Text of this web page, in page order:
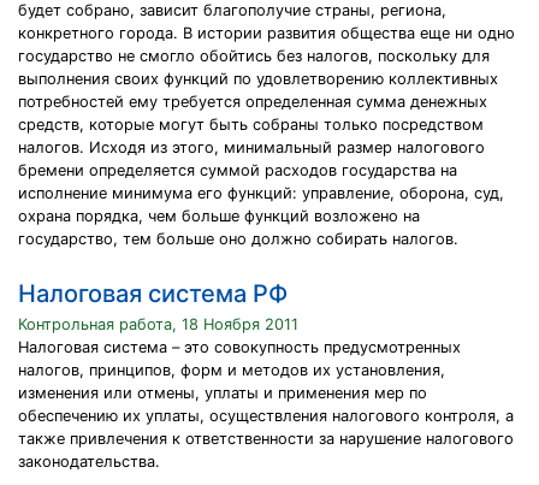
будет собрано, зависит благополучие страны, региона,
конкретного города. В истории развития общества еще ни одно
государство не смогло обойтись без налогов, поскольку для
выполнения своих функций по удовлетворению коллективных
потребностей ему требуется определенная сумма денежных
средств, которые могут быть собраны только посредством
налогов. Исходя из этого, минимальный размер налогового
бремени определяется суммой расходов государства на
исполнение минимума его функций: управление, оборона, суд,
охрана порядка, чем больше функций возложено на
государство, тем больше оно должно собирать налогов.
Налоговая система РФ
Контрольная работа, 18 Ноября 2011
Налоговая система – это совокупность предусмотренных
налогов, принципов, форм и методов их установления,
изменения или отмены, уплаты и применения мер по
обеспечению их уплаты, осуществления налогового контроля, а
также привлечения к ответственности за нарушение налогового
законодательства.